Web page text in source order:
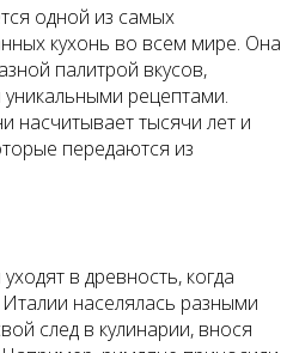
одной из самых
кухонь во всем мире. Она
палитрой вкусов,
рецептами.
насчитывает тысячи лет и
передаются из
в древность, когда
населялась разными
след в кулинарии, внося